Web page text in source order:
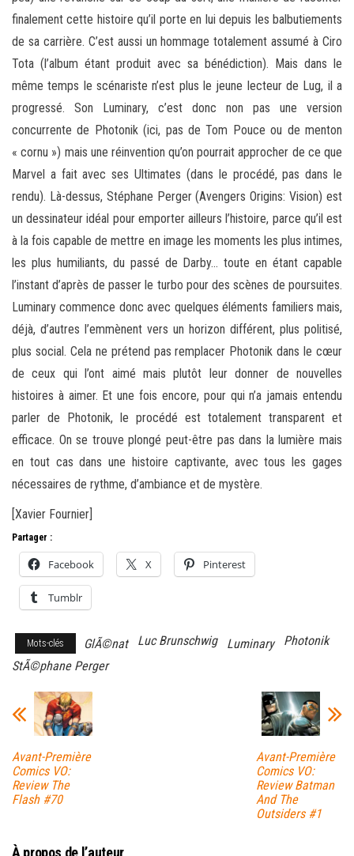
finalement cette histoire qu’il porte en lui depuis les balbutiements
de sa carrière. C’est aussi un hommage totalement assumé à Ciro
Tota (l’album étant produit avec sa bénédiction). Mais dans le
même temps le scénariste n’est plus le jeune lecteur de Lug, il a
progressé. Son Luminary, c’est donc non pas une version
concurrente de Photonik (ici, pas de Tom Pouce ou de menton
« cornu ») mais une réinvention qu’on pourrait approcher de ce que
Marvel a fait avec ses Ultimates (dans le procédé, pas dans le
rendu). Là-dessus, Stéphane Perger (Avengers Origins: Vision) est
un dessinateur idéal pour emporter ailleurs l’histoire, parce qu’il est
à la fois capable de mettre en image les moments les plus intimes,
les plus humiliants, du passé de Darby… toute en étant capable
l’instant d’après de passer le turbo pour des scènes de poursuites.
Luminary commence donc avec quelques éléments familiers mais,
déjà, d’autres l’emmènent vers un horizon différent, plus politisé,
plus social. Cela ne prétend pas remplacer Photonik dans le cœur
de ceux qui l’ont aimé mais plutôt leur donner de nouvelles
histoires à aimer. Et une fois encore, pour qui n’a jamais entendu
parler de Photonik, le procédé est totalement transparent et
efficace. On se trouve plongé peut-être pas dans la lumière mais
en tout cas dans une histoire captivante, avec tous les gages
nécessaires de rythme, d’ambiance et de mystère.
[Xavier Fournier]
Partager :
Facebook X Pinterest
Tumblr
Mots-clés GlÃ©nat Luc Brunschwig Luminary
Photonik
StÃ©phane Perger
Avant-Première
Comics VO:
Review The
Flash #70
Avant-Première
Comics VO:
Review Batman
And The
Outsiders #1
À propos de l’auteur